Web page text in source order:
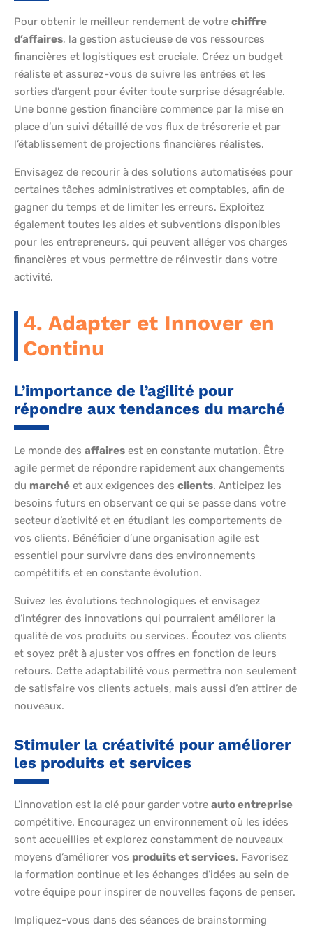
Pour obtenir le meilleur rendement de votre chiffre
d’affaires, la gestion astucieuse de vos ressources
financières et logistiques est cruciale. Créez un budget
réaliste et assurez-vous de suivre les entrées et les
sorties d’argent pour éviter toute surprise désagréable.
Une bonne gestion financière commence par la mise en
place d’un suivi détaillé de vos flux de trésorerie et par
l’établissement de projections financières réalistes.
Envisagez de recourir à des solutions automatisées pour
certaines tâches administratives et comptables, afin de
gagner du temps et de limiter les erreurs. Exploitez
également toutes les aides et subventions disponibles
pour les entrepreneurs, qui peuvent alléger vos charges
financières et vous permettre de réinvestir dans votre
activité.
4. Adapter et Innover en
Continu
L’importance de l’agilité pour
répondre aux tendances du marché
Le monde des affaires est en constante mutation. Être
agile permet de répondre rapidement aux changements
du marché et aux exigences des clients. Anticipez les
besoins futurs en observant ce qui se passe dans votre
secteur d’activité et en étudiant les comportements de
vos clients. Bénéficier d’une organisation agile est
essentiel pour survivre dans des environnements
compétitifs et en constante évolution.
Suivez les évolutions technologiques et envisagez
d’intégrer des innovations qui pourraient améliorer la
qualité de vos produits ou services. Écoutez vos clients
et soyez prêt à ajuster vos offres en fonction de leurs
retours. Cette adaptabilité vous permettra non seulement
de satisfaire vos clients actuels, mais aussi d’en attirer de
nouveaux.
Stimuler la créativité pour améliorer
les produits et services
L’innovation est la clé pour garder votre auto entreprise
compétitive. Encouragez un environnement où les idées
sont accueillies et explorez constamment de nouveaux
moyens d’améliorer vos produits et services. Favorisez
la formation continue et les échanges d’idées au sein de
votre équipe pour inspirer de nouvelles façons de penser.
Impliquez-vous dans des séances de brainstorming